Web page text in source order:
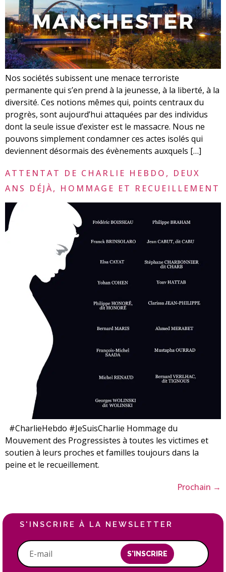
Nos sociétés subissent une menace terroriste
permanente qui s’en prend à la jeunesse, à la liberté, à la
diversité. Ces notions mêmes qui, points centraux du
progrès, sont aujourd’hui attaquées par des individus
dont la seule issue d’exister est le massacre. Nous ne
pouvons simplement condamner ces actes isolés qui
deviennent désormais des évènements auxquels […]
ATTENTAT DE CHARLIE HEBDO, DEUX
ANS DÉJÀ, HOMMAGE ET RECUEILLEMENT
#CharlieHebdo #JeSuisCharlie Hommage du
Mouvement des Progressistes à toutes les victimes et
soutien à leurs proches et familles toujours dans la
peine et le recueillement.
Prochain →
S'INSCRIRE À LA NEWSLETTER
S'INSCRIRE